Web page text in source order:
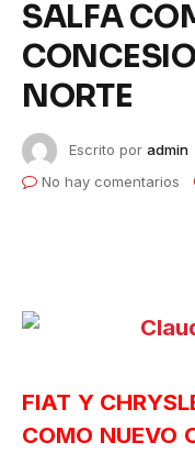
SALFA
NORTE
Escrito por admin
No hay comentarios
FIAT Y
COMO NUEVO